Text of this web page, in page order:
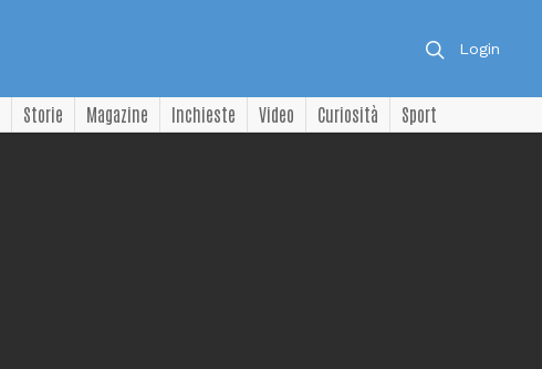
Login
Storie Magazine Inchieste Video Curiosità
Sport